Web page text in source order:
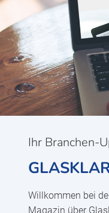
Ihr Branchen-
Willkommen bei
Magazin über